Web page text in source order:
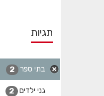
תגיות
בתי ספר 2
גני ילדים 2